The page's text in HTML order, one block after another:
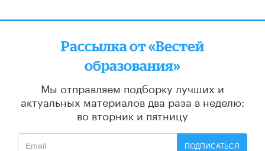
Рассылка от «Вестей
образования»
Мы отправляем подборку лучших и
актуальных материалов два раза в неделю:
во вторник и пятницу
ПОДПИСАТЬСЯ